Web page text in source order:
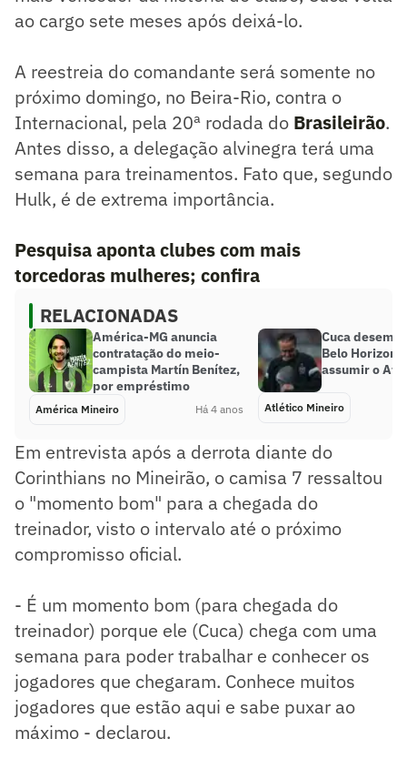
ao cargo sete meses após deixá-lo.
A reestreia do comandante será somente no
próximo domingo, no Beira-Rio, contra o
Internacional, pela 20ª rodada do Brasileirão.
Antes disso, a delegação alvinegra terá uma
semana para treinamentos. Fato que, segundo
Hulk, é de extrema importância.
Pesquisa aponta clubes com mais
torcedoras mulheres; confira
RELACIONADAS
América-MG anuncia
contratação do meio-
campista Martín Benítez,
por empréstimo
América Mineiro Há 4 anos
Cuca
Belo
assumir o
Atlético Mineiro
Em entrevista após a derrota diante do
Corinthians no Mineirão, o camisa 7 ressaltou
o "momento bom" para a chegada do
treinador, visto o intervalo até o próximo
compromisso oficial.
- É um momento bom (para chegada do
treinador) porque ele (Cuca) chega com uma
semana para poder trabalhar e conhecer os
jogadores que chegaram. Conhece muitos
jogadores que estão aqui e sabe puxar ao
máximo - declarou.